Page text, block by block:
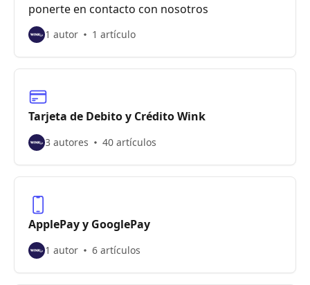
ponerte en contacto con nosotros
1 autor 1 artículo
Tarjeta de Debito y Crédito Wink
3 autores 40 artículos
ApplePay y GooglePay
1 autor 6 artículos